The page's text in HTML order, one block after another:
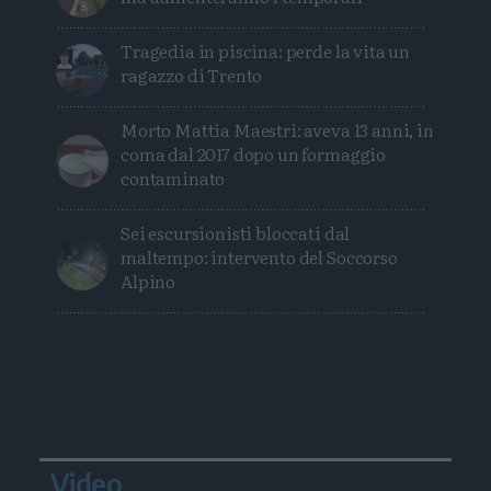
Tragedia in piscina: perde la vita un
ragazzo di Trento
Morto Mattia Maestri: aveva 13 anni, in
coma dal 2017 dopo un formaggio
contaminato
Sei escursionisti bloccati dal
maltempo: intervento del Soccorso
Alpino
Video